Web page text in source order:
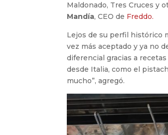
Maldonado, Tres Cruces y
Mandía, CEO de Freddo.
Lejos de su perfil histórico
vez más aceptado y ya no
diferencial gracias a
desde Italia, como el
mucho”, agregó.